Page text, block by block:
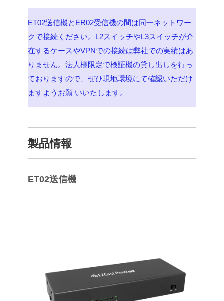
ET02送信機とER02受信機の間は同一ネットワー
クで接続ください。L2スイッチやL3スイッチが介
在するケースやVPNでの接続は弊社での実績はあ
りません。法人様限定で検証機の貸し出しを行っ
ておりますので、ぜひ現地環境にて確認いただけ
ますようお願 いいたします。
製品情報
ET02送信機